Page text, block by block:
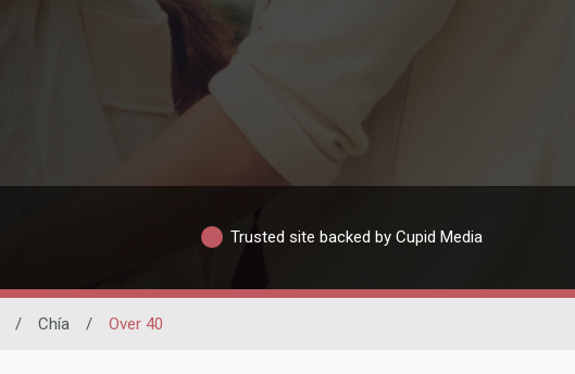
Trusted site backed by Cupid Media
/ Chía / Over 40